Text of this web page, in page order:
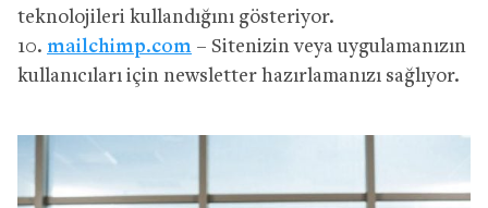
teknolojileri kullandığını gösteriyor.
10. mailchimp.com – Sitenizin veya uygulamanızın
kullanıcıları için newsletter hazırlamanızı sağlıyor.